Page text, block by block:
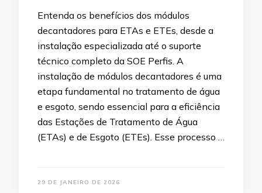
Entenda os benefícios dos módulos
decantadores para ETAs e ETEs, desde a
instalação especializada até o suporte
técnico completo da SOE Perfis. A
instalação de módulos decantadores é uma
etapa fundamental no tratamento de água
e esgoto, sendo essencial para a eficiência
das Estações de Tratamento de Água
(ETAs) e de Esgoto (ETEs). Esse processo …
29 DE JANEIRO DE 2026